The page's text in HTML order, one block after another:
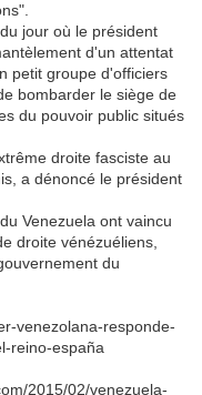
jour où le président
d'un attentat
petit groupe d'officiers
bombarder le siège de
du pouvoir public situés
droite fasciste au
a dénoncé le président
Venezuela ont vaincu
droite vénézuéliens,
du
venezolana-responde-
reino-españa
2015/02/venezuela-